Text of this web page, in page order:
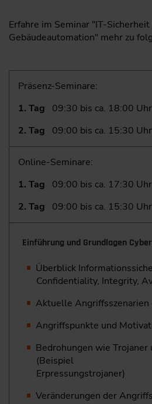
Erfahre im Seminar "IT-
Gebäudeautomation" mehr zu
Präsenz-Seminare:
1. Tag
09:30 bis ca. 18:00 Uhr
2. Tag
09:00 bis ca. 15:30 Uhr
Online-Seminare:
1. Tag
09:00 bis ca. 17:30 Uhr
2. Tag
09:00 bis ca. 15:30 Uhr
Einführung und Grundlagen
Überblick
Confidentiality, Integrity,
Aktuelle Angriffsszenarien
Angriffspunkte und
Bedrohungen wie Trojaner
(Beispiel
Erpressungstrojaner)
Veränderungen der